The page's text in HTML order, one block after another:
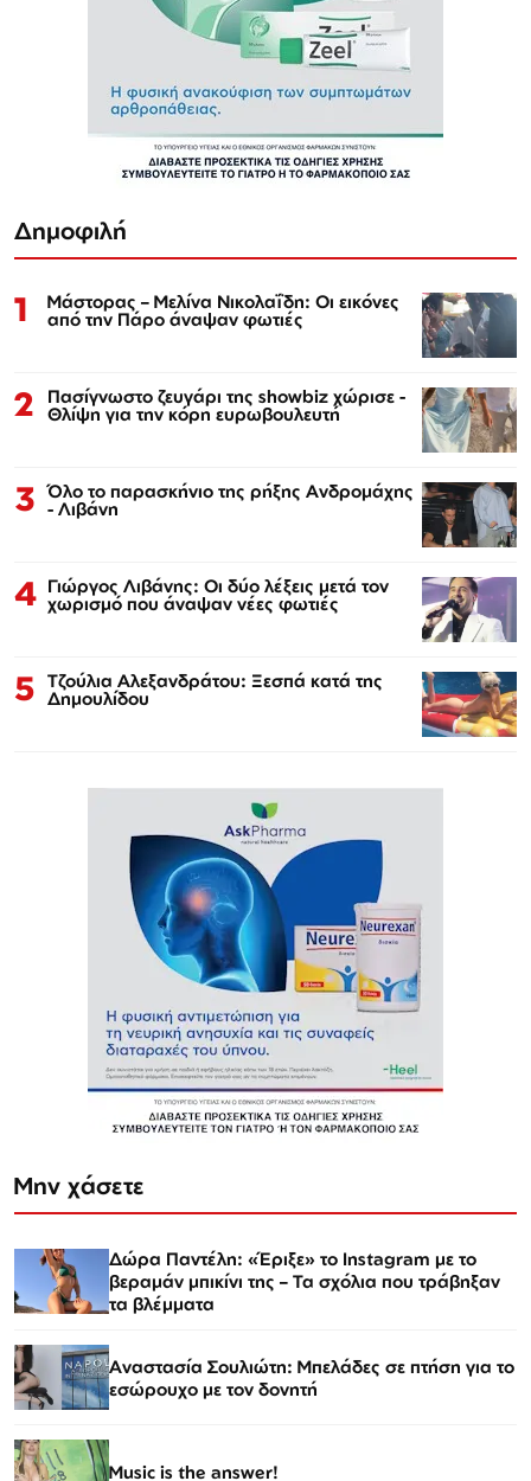
Δημοφιλή
1 Μάστορας – Μελίνα Νικολαΐδη: Οι εικόνες
από την Πάρο άναψαν φωτιές
2 Πασίγνωστο ζευγάρι της showbiz χώρισε -
Θλίψη για την κόρη ευρωβουλευτή
3 Όλο το παρασκήνιο της ρήξης Ανδρομάχης
- Λιβάνη
4 Γιώργος Λιβάνης: Οι δύο λέξεις μετά τον
χωρισμό που άναψαν νέες φωτιές
5 Τζούλια Αλεξανδράτου: Ξεσπά κατά της
Δημουλίδου
Μην χάσετε
Δώρα Παντέλη: «Έριξε» το Instagram με το
βεραμάν μπικίνι της – Τα σχόλια που τράβηξαν
τα βλέμματα
Αναστασία Σουλιώτη: Μπελάδες σε πτήση για το
εσώρουχο με τον δονητή
Music is the answer!